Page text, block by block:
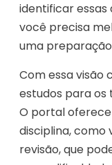
identificar essas
você precisa
uma
Com essa visão
estudos para os
O portal
disciplina, como
revisão, que